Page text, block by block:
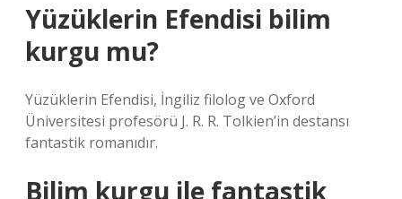
Yüzüklerin Efendisi bilim
kurgu mu?
Yüzüklerin Efendisi, İngiliz filolog ve Oxford
Üniversitesi profesörü J. R. R. Tolkien’in destansı
fantastik romanıdır.
Bilim kurgu ile fantastik